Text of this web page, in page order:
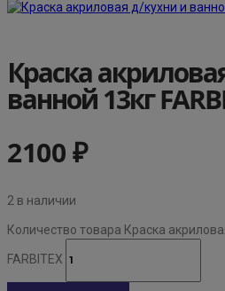
Краска
ванной 13кг
2100₽
2 в наличии
Количество товара Краска
FARBITEX